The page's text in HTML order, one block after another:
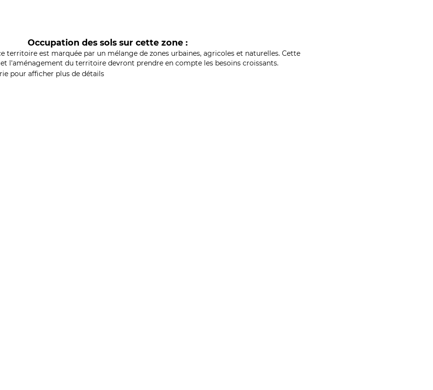
Occupation des sols sur cette zone :
territoire est marquée par un mélange de zones urbaines, agricoles et naturelles. Cette
l'aménagement du territoire devront prendre en compte les besoins croissants.
pour afficher plus de détails